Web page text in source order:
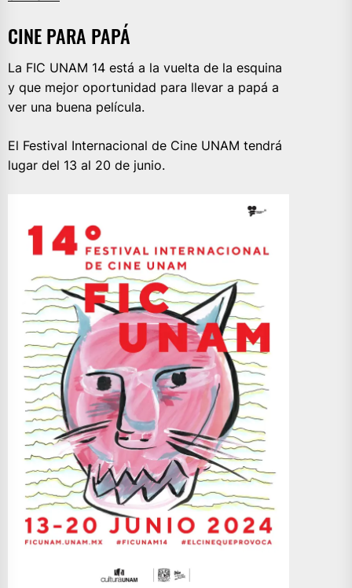
CINE PARA PAPÁ
La FIC UNAM 14 está a la vuelta de la esquina
y que mejor oportunidad para llevar a papá a
ver una buena película.
El Festival Internacional de Cine UNAM tendrá
lugar del 13 al 20 de junio.